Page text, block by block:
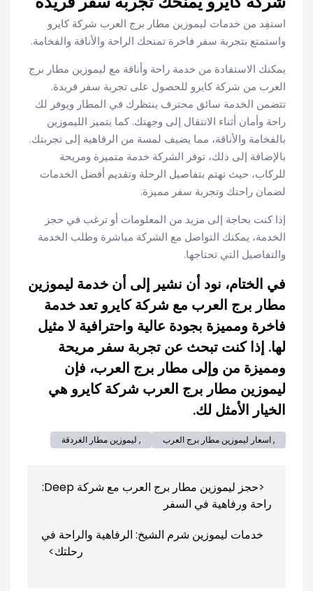
استفِد من خدمات ليموزين مطار برج العرب شركة كايرو
واستمتع بتجربة سفر فاخرة تمنحك الراحة والأناقة والفخامة.
يمكنك الاستفادة من خدمة راحة وأناقة مع ليموزين مطار برج
العرب من شركة كايرو للحصول على تجربة سفر فريدة.
تتضمن الخدمة سائق محترف ينتظرك في المطار ويوفر لك
راحة وأمان أثناء الانتقال إلى وجهتك. كما يتميز الليموزين
بالفخامة والأناقة، مما يضيف لمسة من الرفاهية إلى تجربتك.
بالإضافة إلى ذلك، توفر الشركة خدمة متميزة ومريحة
للركاب، حيث تهتم بتفاصيل الرحلة وتقديم أفضل الخدمات
لضمان راحتك وتجربة سفر مميزة.
إذا كنت بحاجة إلى مزيد من المعلومات أو ترغب في حجز
الخدمة، يمكنك التواصل مع الشركة مباشرة وطلب الخدمة
والتفاصيل التي تحتاجها.
في الختام، نود أن نشير إلى أن خدمة ليموزين
مطار برج العرب مع شركة كايرو تعد خدمة
فاخرة ومميزة بجودة عالية واحترافية لا مثيل
لها. إذا كنت تبحث عن تجربة سفر مريحة
ومميزة من وإلى مطار برج العرب، فإن
ليموزين مطار برج العرب شركة كايرو هي
الخيار الأمثل لك.
, اسعار ليموزين مطار برج العرب , ليموزين مطار الغردقة
المقالات
حجز ليموزين مطار برج العرب مع شركة Deep:
راحة ورفاهية في السفر
خدمات ليموزين شرم الشيخ: الرفاهية والراحة في
رحلتك